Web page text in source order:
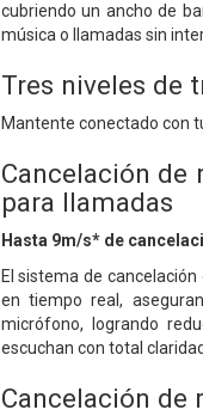
cubriendo un ancho de
música o llamadas sin
Tres niveles de
Mantente conectado con
Cancelación
para llamadas
Hasta 9m/s* de
El sistema de
en tiempo real,
micrófono, logrando
escuchan con total
Cancelación de